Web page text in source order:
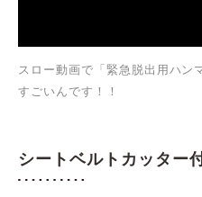
スロー動画で「緊急脱出用ハン
すごいんです！！
シートベルトカッター